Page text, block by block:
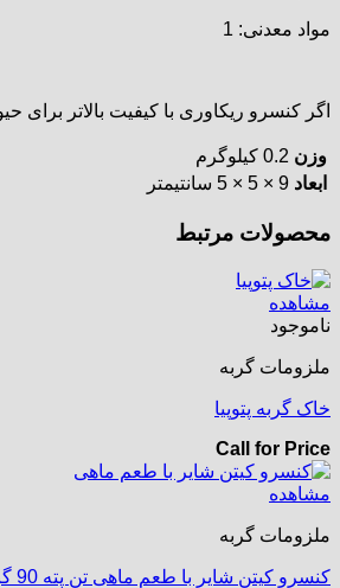
مواد معدنی: 1
اگر کنسرو ریکاوری با کیفیت بالاتر برای
وزن 0.2 کیلوگرم
ابعاد 9 × 5 × 5 سانتیمتر
محصولات مرتبط
مشاهده
ناموجود
ملزومات گربه
خاک گربه پتوپیا
Call for Price
مشاهده
ملزومات گربه
کنسرو کیتن شایر با طعم ماهی تن پته 90 گرم